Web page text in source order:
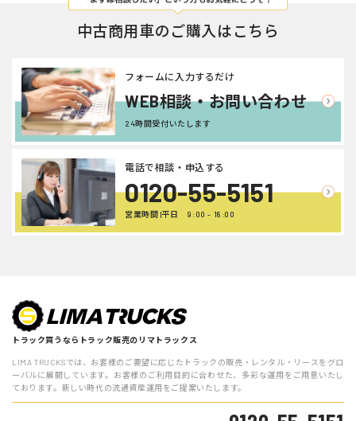
中古商用車のご購入はこちら
WEB相談・お問い合わせ
フォームに入力するだけ
24時間受付いたします
0120-55-5151
電話で相談・申込する
営業時間 |平日 9:00 - 18:00
トラック買うならトラック販売のリマトラックス
LIMA TRUCKSでは、お客様のご要望に応じたトラックの販売・レンタル・リースをグロ
ーバルに展開しています。お客様のご利用目的に合わせた、多彩な運用をご用意いたし
ております。新しい時代の流通資産運用をご提案いたします。